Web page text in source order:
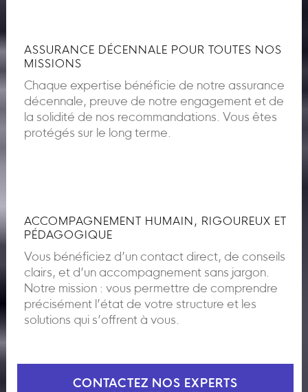
ASSURANCE DÉCENNALE POUR TOUTES NOS
MISSIONS
Chaque expertise bénéficie de notre assurance
décennale, preuve de notre engagement et de
la solidité de nos recommandations. Vous êtes
protégés sur le long terme.
ACCOMPAGNEMENT HUMAIN, RIGOUREUX ET
PÉDAGOGIQUE
Vous bénéficiez d’un contact direct, de conseils
clairs, et d’un accompagnement sans jargon.
Notre mission : vous permettre de comprendre
précisément l’état de votre structure et les
solutions qui s’offrent à vous.
CONTACTEZ NOS EXPERTS